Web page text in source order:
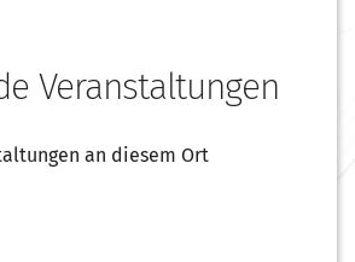
Veranstaltungen
an diesem Ort